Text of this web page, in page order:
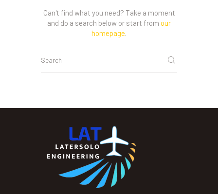
Can't find what you need? Take a moment
and do a search below or start from our
homepage.